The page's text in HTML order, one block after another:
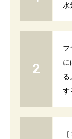
水
フ
に
る
す